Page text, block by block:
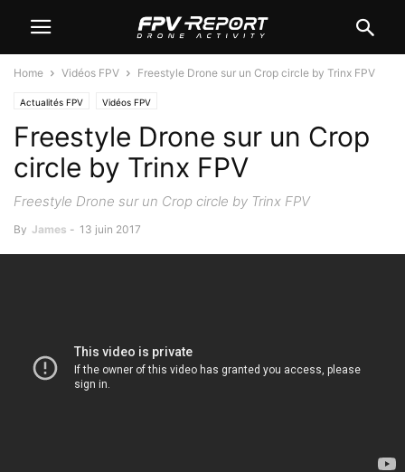
Home Vidéos FPV Freestyle Drone sur un Crop circle by Trinx FPV
Actualités FPV Vidéos FPV
Freestyle Drone sur un Crop
circle by Trinx FPV
Freestyle Drone sur un Crop circle by Trinx FPV
By James - 13 juin 2017